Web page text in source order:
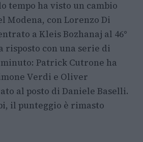
tempo ha visto un cambio
Modena, con Lorenzo Di
a Kleis Bozhanaj al 46°
risposto con una serie di
Patrick Cutrone ha
Verdi e Oliver
al posto di Daniele Baselli.
il punteggio è rimasto